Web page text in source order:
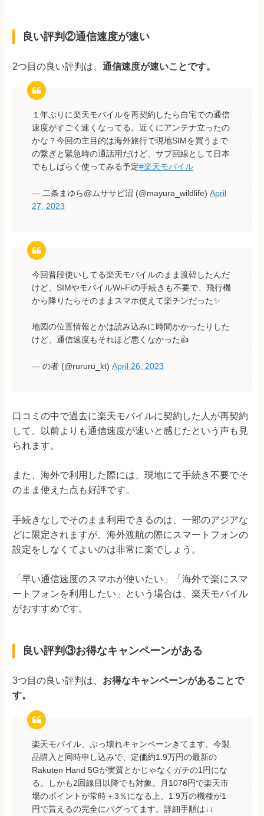
良い評判②通信速度が速い
2つ目の良い評判は、 通信速度が速いことです。
１年ぶりに楽天モバイルを再契約したら自宅での通信
速度がすごく速くなってる。近くにアンテナ立ったの
かな？今回の主目的は海外旅行で現地SIMを買うまで
の繋ぎと緊急時の通話用だけど、サブ回線として日本
でもしばらく使ってみる予定#楽天モバイル
— 二条まゆら@ムササビ沼 (@mayura_wildlife) April
27, 2023
今回普段使いしてる楽天モバイルのまま渡韓したんだ
けど、SIMやモバイルWi-Fiの手続きも不要で、飛行機
から降りたらそのままスマホ使えて楽チンだった✨
地図の位置情報とかは読み込みに時間かかったりした
けど、通信速度もそれほど悪くなかった👍
— の者 (@rururu_kt) April 26, 2023
口コミの中で過去に楽天モバイルに契約した人が再契約
して、以前よりも通信速度が速いと感じたという声も見
られます。
また、海外で利用した際には、現地にて手続き不要でそ
のまま使えた点も好評です。
手続きなしでそのまま利用できるのは、一部のアジアな
どに限定されますが、海外渡航の際にスマートフォンの
設定をしなくてよいのは非常に楽でしょう。
「早い通信速度のスマホが使いたい」「海外で楽にスマ
ートフォンを利用したい」という場合は、楽天モバイル
がおすすめです。
良い評判③お得なキャンペーンがある
3つ目の良い評判は、 お得なキャンペーンがあることで
す。
楽天モバイル、ぶっ壊れキャンペーンきてます。今製
品購入と同時申し込みで、定価約1.9万円の最新の
Rakuten Hand 5Gが実質とかじゃなくガチの1円にな
る。しかも2回線目以降でも対象。月1078円で楽天市
場のポイントが常時＋3％になる上、1.9万の機種が1
円で貰えるの完全にバグってます。詳細手順は↓↓